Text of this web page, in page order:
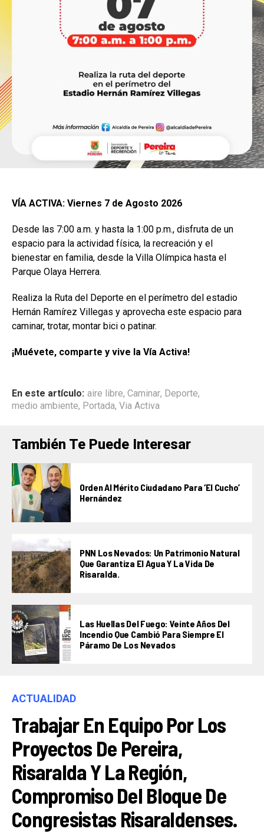
VÍA ACTIVA: Viernes 7 de Agosto 2026
Desde las 7:00 a.m. y hasta la 1:00 p.m., disfruta de un
espacio para la actividad física, la recreación y el
bienestar en familia, desde la Villa Olímpica hasta el
Parque Olaya Herrera.
Realiza la Ruta del Deporte en el perímetro del estadio
Hernán Ramírez Villegas y aprovecha este espacio para
caminar, trotar, montar bici o patinar.
¡Muévete, comparte y vive la Vía Activa!
En este artículo: aire libre, Caminar, Deporte,
medio ambiente, Portada, Via Activa
También Te Puede Interesar
Orden Al Mérito Ciudadano Para ‘El Cucho’
Hernández
PNN Los Nevados: Un Patrimonio Natural
Que Garantiza El Agua Y La Vida De
Risaralda.
Las Huellas Del Fuego: Veinte Años Del
Incendio Que Cambió Para Siempre El
Páramo De Los Nevados
ACTUALIDAD
Trabajar En Equipo Por Los
Proyectos De Pereira,
Risaralda Y La Región,
Compromiso Del Bloque De
Congresistas Risaraldenses.